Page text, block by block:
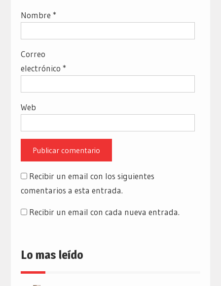
Nombre *
Correo
electrónico *
Web
Recibir un email con los siguientes
comentarios a esta entrada.
Recibir un email con cada nueva entrada.
Lo mas leído